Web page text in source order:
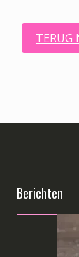
TERUG
Berichten